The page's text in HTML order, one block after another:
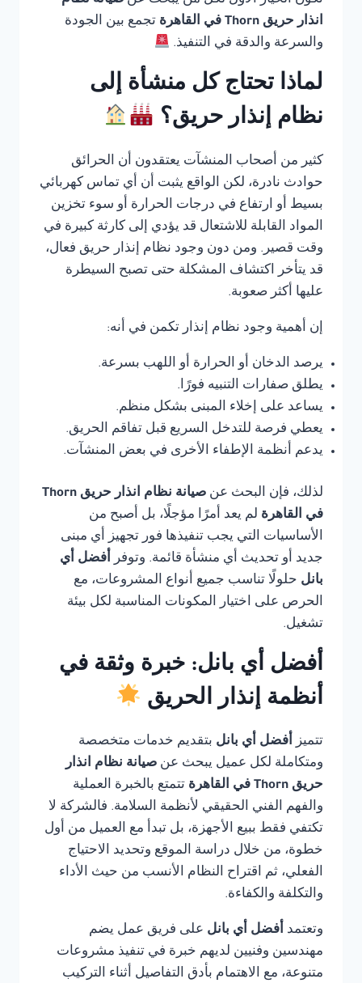
انذار حريق Thorn في القاهرة
تجمع بين الجودة
والسرعة والدقة في التنفيذ.
لماذا تحتاج كل منشأة إلى
نظام إنذار حريق؟
كثير من أصحاب المنشآت يعتقدون أن الحرائق
حوادث نادرة، لكن الواقع يثبت أن أي تماس كهربائي
بسيط أو ارتفاع في درجات الحرارة أو سوء تخزين
المواد القابلة للاشتعال قد يؤدي إلى كارثة كبيرة في
وقت قصير. ومن دون وجود نظام إنذار حريق فعال،
قد يتأخر اكتشاف المشكلة حتى تصبح السيطرة
عليها أكثر صعوبة.
إن أهمية وجود نظام إنذار تكمن في أنه:
يرصد الدخان أو الحرارة أو اللهب بسرعة.
يطلق صفارات التنبيه فورًا.
يساعد على إخلاء المبنى بشكل منظم.
يعطي فرصة للتدخل السريع قبل تفاقم الحريق.
يدعم أنظمة الإطفاء الأخرى في بعض المنشآت.
لذلك، فإن البحث عن
صيانة نظام انذار حريق Thorn
في القاهرة لم يعد أمرًا مؤجلًا، بل أصبح من
الأساسيات التي يجب تنفيذها فور تجهيز أي مبنى
جديد أو تحديث أي منشأة قائمة. وتوفر أفضل أي
بانل حلولًا تناسب جميع أنواع المشروعات، مع
الحرص على اختيار المكونات المناسبة لكل بيئة
تشغيل.
أفضل أي بانل: خبرة وثقة في
أنظمة إنذار الحريق
تتميز أفضل أي بانل بتقديم خدمات متخصصة
ومتكاملة لكل عميل يبحث عن صيانة نظام انذار
حريق Thorn في القاهرة
تتمتع بالخبرة العملية
والفهم الفني الحقيقي لأنظمة السلامة. فالشركة لا
تكتفي فقط ببيع الأجهزة، بل تبدأ مع العميل من أول
خطوة، من خلال دراسة الموقع وتحديد الاحتياج
الفعلي، ثم اقتراح النظام الأنسب من حيث الأداء
والتكلفة والكفاءة.
وتعتمد أفضل أي بانل على فريق عمل يضم
مهندسين وفنيين لديهم خبرة في تنفيذ مشروعات
متنوعة، مع الاهتمام بأدق التفاصيل أثناء التركيب